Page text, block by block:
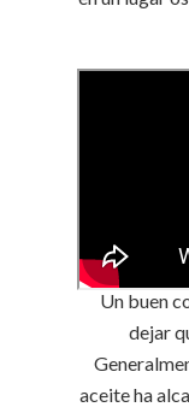
Un buen
dejar
aceite ha